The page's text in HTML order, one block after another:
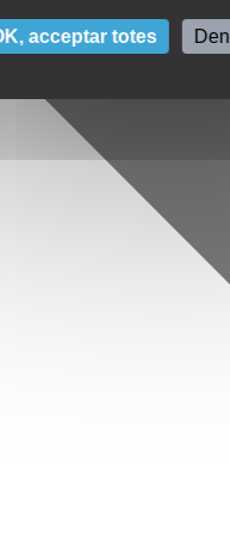
acceptar totes